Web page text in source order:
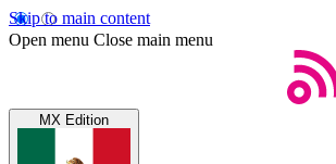
Skip to main content
Open menu Close main menu
MX Edition